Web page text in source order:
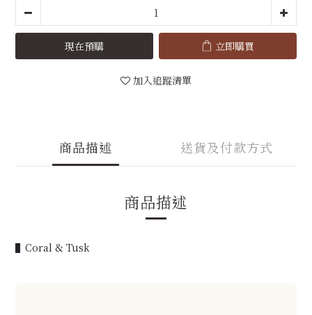
現在預購 立即購買
加入追蹤清單
商品描述 送貨及付款方式
商品描述
▌Coral & Tusk